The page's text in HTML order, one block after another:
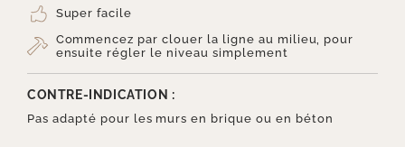
Super facile
Commencez par clouer la ligne au milieu, pour
ensuite régler le niveau simplement
CONTRE-INDICATION :
Pas adapté pour les murs en brique ou en béton